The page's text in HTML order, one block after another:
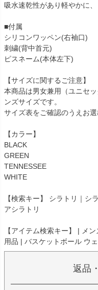
吸水速乾性があり軽やかに
■付属
シリコンワッペン(右袖口)
刺繍(背中首元)
ピスネーム(本体左下)
【サイズに関するご注意】
本商品は男女兼用（ユニセ
ンズサイズです。
サイズ表をご確認のうえお選
【カラー】
BLACK
GREEN
TENNESSEE
WHITE
【検索キー】 シラトリ｜シ
アシラトリ
【アイテム検索キー】 | メ
用品 | バスケットボール ウ
返品